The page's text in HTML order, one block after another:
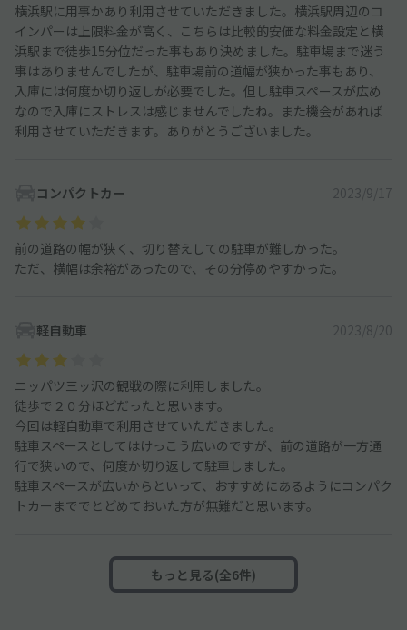
横浜駅に用事かあり利用させていただきました。横浜駅周辺のコ
インパーは上限料金が高く、こちらは比較的安価な料金設定と横
浜駅まで徒歩15分位だった事もあり決めました。駐車場まで迷う
事はありませんでしたが、駐車場前の道幅が狭かった事もあり、
入庫には何度か切り返しが必要でした。但し駐車スペースが広め
なので入庫にストレスは感じませんでしたね。また機会があれば
利用させていただきます。ありがとうございました。
コンパクトカー 2023/9/17
前の道路の幅が狭く、切り替えしての駐車が難しかった。
ただ、横幅は余裕があったので、その分停めやすかった。
軽自動車 2023/8/20
ニッパツ三ッ沢の観戦の際に利用しました。
徒歩で２０分ほどだったと思います。
今回は軽自動車で利用させていただきました。
駐車スペースとしてはけっこう広いのですが、前の道路が一方通
行で狭いので、何度か切り返して駐車しました。
駐車スペースが広いからといって、おすすめにあるようにコンパク
トカーまででとどめておいた方が無難だと思います。
もっと見る(全6件)